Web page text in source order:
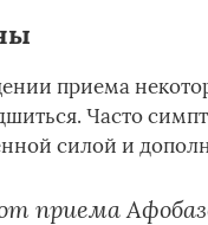
приема
Часто
силой и
приема